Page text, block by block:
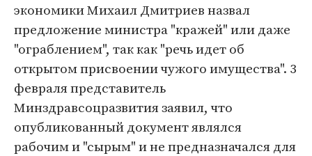
экономики Михаил Дмитриев назвал
предложение министра "кражей" или даже
"ограблением", так как "речь идет об
открытом присвоении чужого имущества". 3
февраля представитель
Минздравсоцразвития заявил, что
опубликованный документ являлся
рабочим и "сырым" и не предназначался для